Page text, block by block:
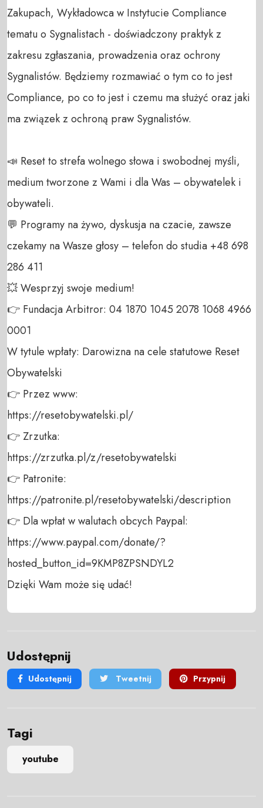
Zakupach, Wykładowca w Instytucie Compliance
tematu o Sygnalistach - doświadczony praktyk z
zakresu zgłaszania, prowadzenia oraz ochrony
Sygnalistów. Będziemy rozmawiać o tym co to jest
Compliance, po co to jest i czemu ma służyć oraz jaki
ma związek z ochroną praw Sygnalistów.
📣 Reset to strefa wolnego słowa i swobodnej myśli,
medium tworzone z Wami i dla Was – obywatelek i
obywateli.
💬 Programy na żywo, dyskusja na czacie, zawsze
czekamy na Wasze głosy – telefon do studia +48 698
286 411
💥 Wesprzyj swoje medium!
👉 Fundacja Arbitror: 04 1870 1045 2078 1068 4966
0001
W tytule wpłaty: Darowizna na cele statutowe Reset
Obywatelski
👉 Przez www:
https://resetobywatelski.pl/
👉 Zrzutka:
https://zrzutka.pl/z/resetobywatelski
👉 Patronite:
https://patronite.pl/resetobywatelski/description
👉 Dla wpłat w walutach obcych Paypal:
https://www.paypal.com/donate/?
hosted_button_id=9KMP8ZPSNDYL2
Dzięki Wam może się udać!
Udostępnij
Udostępnij Tweetnij Przypnij
Tagi
youtube